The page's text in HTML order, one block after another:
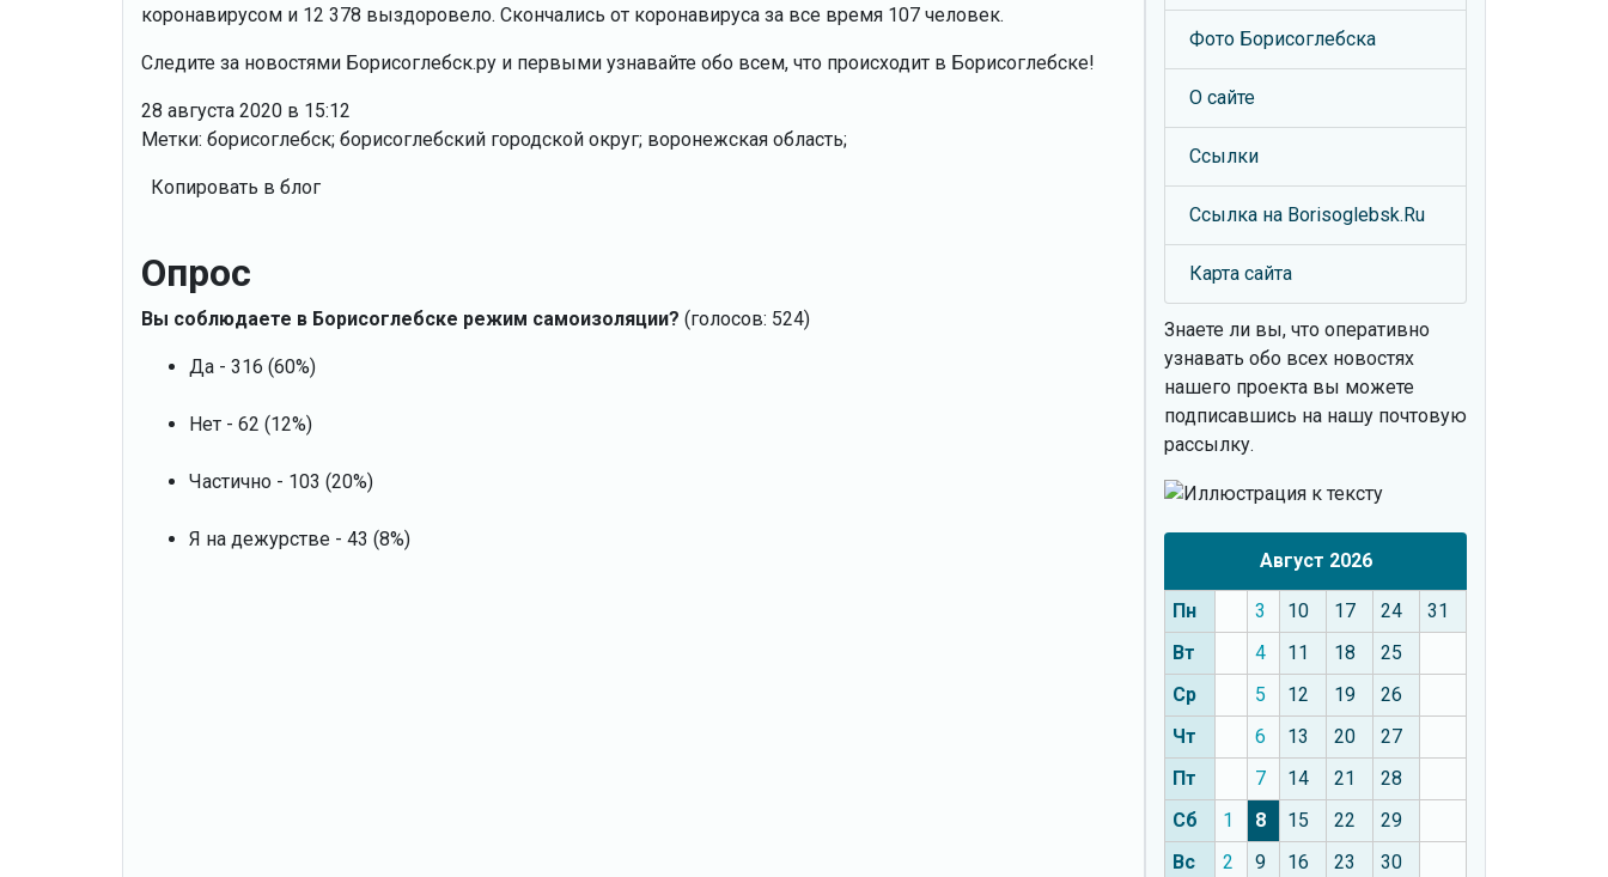
коронавирусом и 12 378 выздоровело. Скончались от коронавируса за все время 107 человек.
Следите за новостями Борисоглебск.ру и первыми узнавайте обо всем, что происходит в Борисоглебске!
28 августа 2020 в 15:12
Метки: борисоглебск; борисоглебский городской округ; воронежская область;
Копировать в блог
Опрос
Вы соблюдаете в Борисоглебске режим самоизоляции? (голосов: 524)
Да - 316 (60%)
Нет - 62 (12%)
Частично - 103 (20%)
Я на дежурстве - 43 (8%)
Фото Борисоглебска
О сайте
Ссылки
Ссылка на Borisoglebsk.Ru
Карта сайта
Знаете ли вы, что оперативно
узнавать обо всех новостях
нашего проекта вы можете
подписавшись на нашу почтовую
рассылку.
Август 2026
Пн 3 10 17 24
31
Вт
4 11 18
25
Ср
5 12 19
26
Чт
6 13 20
27
Пт
7 14 21
28
Сб
1 8 15 22
29
Вс
2 9 16 23 30